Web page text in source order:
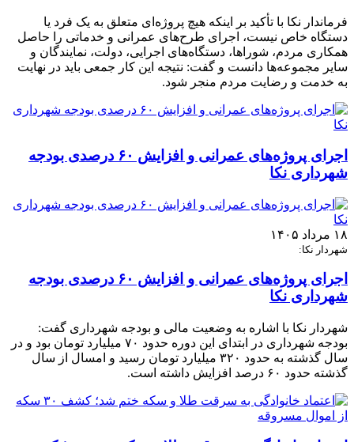
فرماندار نکا با تأکید بر اینکه هیچ پروژه‌ای متعلق به یک فرد یا
دستگاه خاص نیست، اجرای طرح‌های عمرانی و خدماتی را حاصل
همکاری مردم، شوراها، دستگاه‌های اجرایی، دولت، نمایندگان و
سایر مجموعه‌ها دانست و گفت: نتیجه این کار جمعی باید در نهایت
به خدمت و رضایت مردم منجر شود.
اجرای پروژه‌های عمرانی و افزایش ۶۰ درصدی بودجه
شهرداری نکا
۱۸ مرداد ۱۴۰۵
شهردار نکا:
اجرای پروژه‌های عمرانی و افزایش ۶۰ درصدی بودجه
شهرداری نکا
شهردار نکا با اشاره به وضعیت مالی و بودجه شهرداری گفت:
بودجه شهرداری در ابتدای این دوره حدود ۷۰ میلیارد تومان بود و در
سال گذشته به حدود ۳۲۰ میلیارد تومان رسید و امسال از سال
گذشته حدود ۶۰ درصد افزایش داشته است.